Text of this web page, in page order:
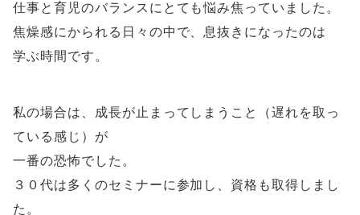
仕事と育児のバランスにとても悩み焦っていました。
焦燥感にかられる日々の中で、息抜きになったのは
学ぶ時間です。
私の場合は、成長が止まってしまうこと（遅れを取っ
ている感じ）が
一番の恐怖でした。
３０代は多くのセミナーに参加し、資格も取得しまし
た。